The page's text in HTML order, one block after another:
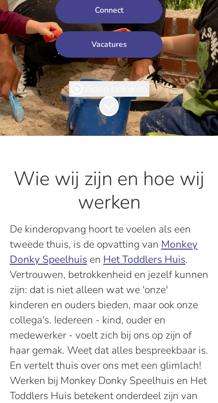
Connect
Vacatures
Naar content scrollen
Wie wij zijn en hoe wij
werken
De kinderopvang hoort te voelen als een
tweede thuis, is de opvatting van Monkey
Donky Speelhuis en Het Toddlers Huis.
Vertrouwen, betrokkenheid en jezelf kunnen
zijn: dat is niet alleen wat we 'onze'
kinderen en ouders bieden, maar ook onze
collega's. Iedereen - kind, ouder en
medewerker - voelt zich bij ons op zijn of
haar gemak. Weet dat alles bespreekbaar is.
En vertelt thuis over ons met een glimlach!
Werken bij Monkey Donky Speelhuis en Het
Toddlers Huis betekent onderdeel zijn van